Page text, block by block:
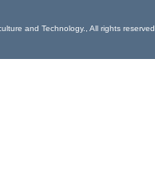
and Technology., All rights reserved.